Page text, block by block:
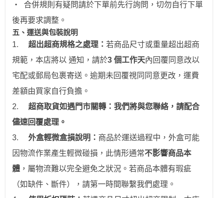
‧ 合併規則有疑問請於下單前先行詢問，切勿自行下單
後再要求調整。
五、運送與包裝說明
1.
超出超商規格之處理： 若商品尺寸或重量超出超商
規範，本店將以 通知，請於3 個工作天內回覆同意改以
宅配或郵局包裹寄送。逾期未回覆視同同意更改，運費
差額由買家自行負擔。
2.
超商取貨如遇門市關轉：我們將與您聯絡，請配合
儘速回覆處理。
3.
外盒輕微盒損說明： 商品於運送過程中，外盒可能
因物流作業產生輕微碰損，此情形通常不影響商品本
體 ，屬物流難以完全避免之狀況。若商品本體有瑕疵
（如缺件、斷件），請第一時間聯繫我們處理。